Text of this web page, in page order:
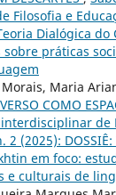
Filosofia e
Dialógica
sobre práticas
Maria
COMO
interdisciplinar de
2 (2025):
em foco:
e culturais de